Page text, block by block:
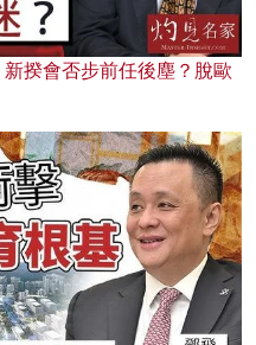
揆會否步前任後塵？脫歐